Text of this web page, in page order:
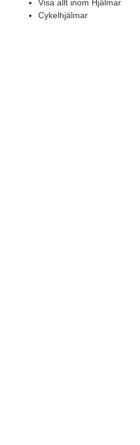
Visa allt inom Hjälmar
Cykelhjälmar